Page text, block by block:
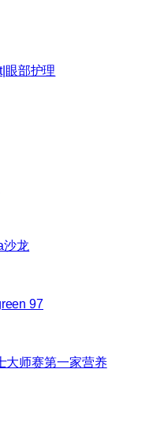
眼部护理
沙龙
97
大师赛第一家营养